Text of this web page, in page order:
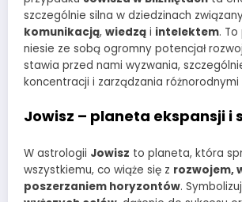
szczególnie silna w dziedzinach
komunikacją, wiedzą i intelektem. To
niesie ze sobą ogromny potencjał
stawia przed nami wyzwania,
koncentracji i zarządzania różnorodnymi
Jowisz – planeta ekspansji i
W astrologii Jowisz to planeta, która
wszystkiemu, co wiąże się z rozwojem,
poszerzaniem horyzontów.